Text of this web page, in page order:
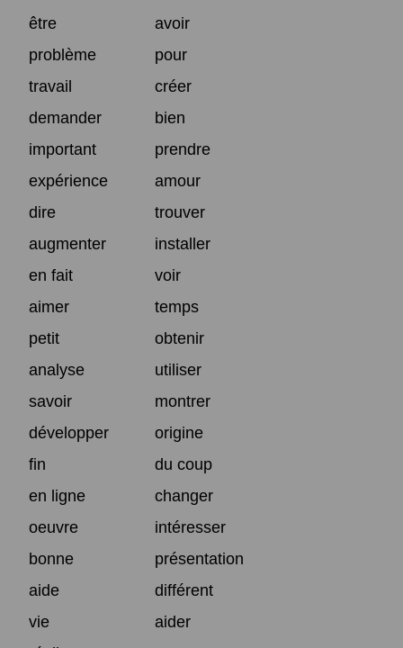
être
avoir
problème
pour
travail
créer
demander
bien
important
prendre
expérience
amour
dire
trouver
augmenter
installer
en fait
voir
aimer
temps
petit
obtenir
analyse
utiliser
savoir
montrer
développer
origine
fin
du coup
en ligne
changer
oeuvre
intéresser
bonne
présentation
aide
différent
vie
aider